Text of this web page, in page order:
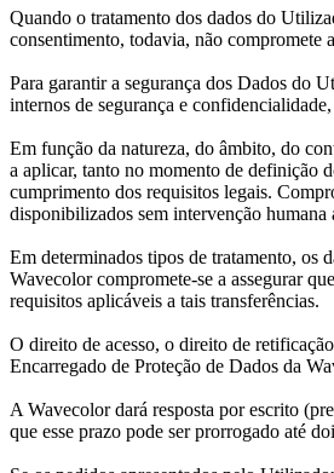
Quando o tratamento dos dados do
consentimento, todavia, não compromete
Para garantir a segurança dos Dados do
internos de segurança e
Em função da natureza, do âmbito, do
a aplicar, tanto no momento de definição
cumprimento dos requisitos legais.
disponibilizados sem intervenção
Em determinados tipos de tratamento, os
Wavecolor compromete-se a assegurar
requisitos aplicáveis a tais transferências.
O direito de acesso, o direito de
Encarregado de Proteção de Dados da
A Wavecolor dará resposta por escrito
que esse prazo pode ser prorrogado até